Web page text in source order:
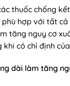
thuốc chống
hợp với tất
tăng nguy cơ
khi có chỉ định
dài làm tăng